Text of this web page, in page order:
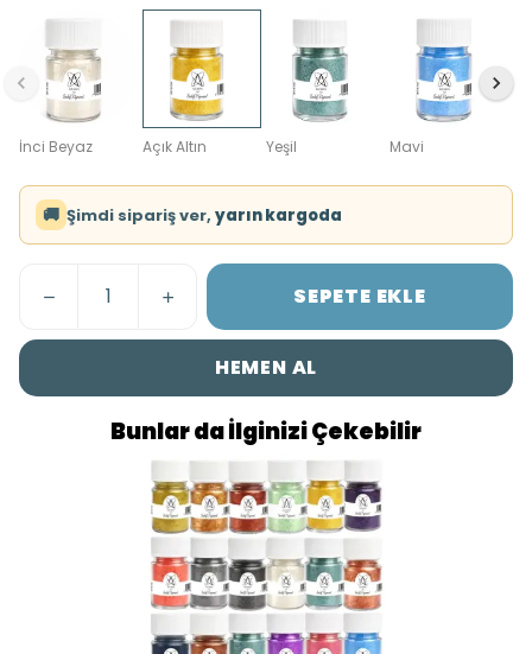
İnci Beyaz Açık Altın Yeşil Mavi
🚚 Şimdi sipariş ver, yarın kargoda
SEPETE EKLE
HEMEN AL
Bunlar da İlginizi Çekebilir